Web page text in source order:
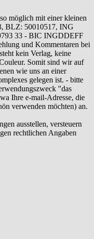
möglich mit einer kleinen
BLZ: 50010517, ING
33 - BIC INGDDEFF
und Kommentaren bei
kein Verlag, keine
Somit sind wir auf
wie uns an einer
gelegen ist. - bitte
"das
Ihre e-mail-Adresse, die
verwenden möchten) an.
ausstellen, versteuern
rechtlichen Angaben